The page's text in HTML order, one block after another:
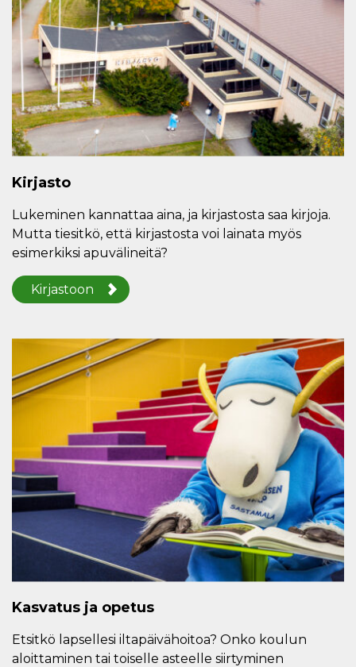
Kirjasto
Lukeminen kannattaa aina, ja kirjastosta saa kirjoja.
Mutta tiesitkö, että kirjastosta voi lainata myös
esimerkiksi apuvälineitä?
Kirjastoon
Kasvatus ja opetus
Etsitkö lapsellesi iltapäivähoitoa? Onko koulun
aloittaminen tai toiselle asteelle siirtyminen